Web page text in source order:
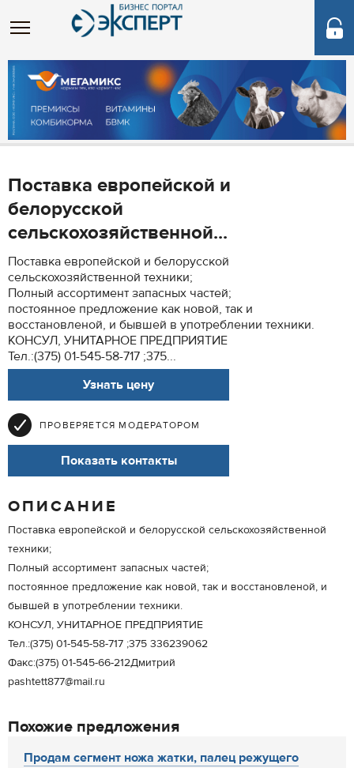
Поставка европейской и
белорусской
сельскохозяйственной...
Поставка европейской и белорусской
сельскохозяйственной техники;
Полный ассортимент запасных частей;
постоянное предложение как новой, так и
восстановленой, и бывшей в употреблении техники.
КОНСУЛ, УНИТАРНОЕ ПРЕДПРИЯТИЕ
Тел.:(375) 01-545-58-717 ;375...
Узнать цену
ПРОВЕРЯЕТСЯ МОДЕРАТОРОМ
Показать контакты
ОПИСАНИЕ
Поставка европейской и белорусской сельскохозяйственной
техники;
Полный ассортимент запасных частей;
постоянное предложение как новой, так и восстановленой, и
бывшей в употреблении техники.
КОНСУЛ, УНИТАРНОЕ ПРЕДПРИЯТИЕ
Тел.:(375) 01-545-58-717 ;375 336239062
Факс:(375) 01-545-66-212Дмитрий
pashtett877@mail.ru
Похожие предложения
Продам сегмент ножа жатки, палец режущего